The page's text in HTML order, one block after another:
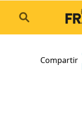
Compartir